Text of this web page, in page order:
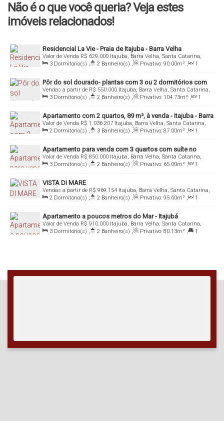
Não é o que você queria? Veja estes
imóveis relacionados!
Residencial La Vie - Praia de Itajuba - Barra Velha
R$ 629.000
Valor de Venda
Itajuba, Barra Velha, Santa Catarina,
Brasil
3 Dormitório(s) , 2 Banheiro(s) , Privativo: 90.00m² ,
1
Sala(s) , 1 Suíte(s) , Total: 90.00m² , 2 Vaga(s) ,
Útil:
90.00 m²
Pôr do sol dourado- plantas com 3 ou 2 dormitórios com
suíte em Itajubá R$ 550.000
Vendas a partir de
Itajuba, Barra Velha, Santa Catarina,
Brasil
3 Dormitório(s) , 2 Banheiro(s) , Privativo: 104.73m² ,
1
Sala(s) , 1 Suíte(s) , Total: 123.77m² , 2 Vaga(s) ,
Útil:
104
.73 ~ 118.68
Apartamento com 2 quartos, 89 m², à venda - Itajuba - Barra
Velha/SC
R$ 1.036.207
Valor de Venda
Itajuba, Barra Velha, Santa Catarina,
Brasil
2 Dormitório(s) , 3 Banheiro(s) , Privativo: 87.00m² ,
1
Sala(s) , 2 Suíte(s) , Total: 87.00m² , 2 Vaga(s) ,
Útil:
87
m²
Apartamento para venda com 3 quartos com suíte no
bairro Itajuba em Barra Velha - SC
R$ 850.000
Valor de Venda
Itajuba, Barra Velha, Santa Catarina,
Brasil
3 Dormitório(s) , 2 Banheiro(s) , Privativo: 65.00m² ,
1
Sala(s) , 1 Suíte(s) , Total: 86.00m² , 1 Vaga(s) ,
Útil:
65.00m²
VISTA DI MARE
R$ 969.154
Vendas a partir de
Itajuba, Barra Velha, Santa Catarina,
Brasil
2 Dormitório(s) , 2 Banheiro(s) , Privativo: 95.60m² ,
1
Sala(s) , 1 Suíte(s) , Total: 95.60m² , 2 Vaga(s) ,
Útil:
95
m²
Apartamento a poucos metros do Mar - Itajubá
R$ 910.000
Valor de Venda
Itajuba, Barra Velha, Santa Catarina,
Brasil
3 Dormitório(s) , 2 Banheiro(s) , Privativo: 80.13m² ,
1